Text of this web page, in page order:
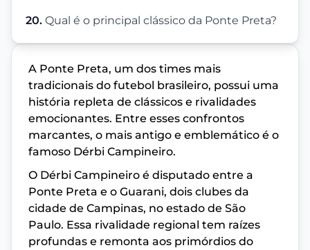
20. Qual é o principal clássico da Ponte Preta?
A Ponte Preta, um dos times mais
tradicionais do futebol brasileiro, possui uma
história repleta de clássicos e rivalidades
emocionantes. Entre esses confrontos
marcantes, o mais antigo e emblemático é o
famoso Dérbi Campineiro.
O Dérbi Campineiro é disputado entre a
Ponte Preta e o Guarani, dois clubes da
cidade de Campinas, no estado de São
Paulo. Essa rivalidade regional tem raízes
profundas e remonta aos primórdios do